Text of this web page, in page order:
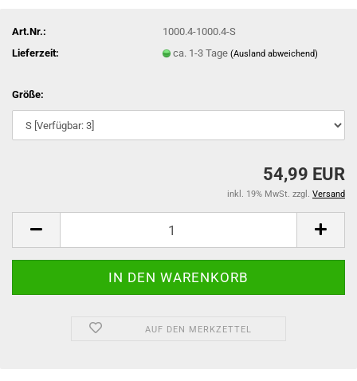
Art.Nr.:
1000.4-1000.4-S
Lieferzeit:
ca. 1-3 Tage(Ausland abweichend)
Größe:
54,99 EUR
inkl. 19% MwSt. zzgl. Versand
AUF DEN MERKZETTEL